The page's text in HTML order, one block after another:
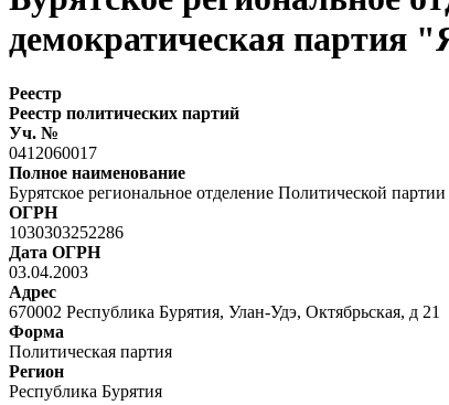
демократическая
Реестр
Реестр политических партий
Уч. №
0412060017
Полное наименование
Бурятское региональное отделение Политической
ОГРН
1030303252286
Дата ОГРН
03.04.2003
Адрес
670002 Республика Бурятия, Улан-Удэ, Октябрьская, д 21
Форма
Политическая партия
Регион
Республика Бурятия